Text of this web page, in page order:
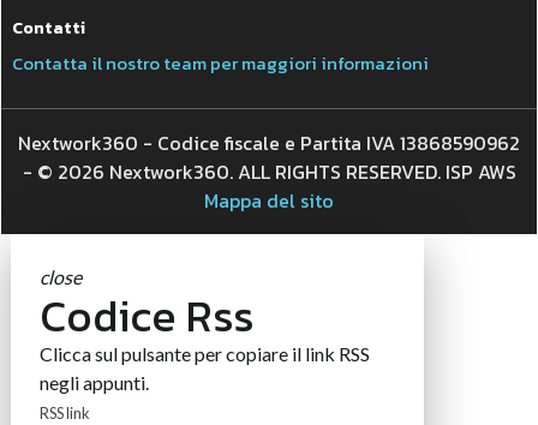
Contatti
Contatta il nostro team per maggiori informazioni
Nextwork360 - Codice fiscale e Partita IVA 13868590962
- © 2026 Nextwork360. ALL RIGHTS RESERVED. ISP AWS
Mappa del sito
close
Codice Rss
Clicca sul pulsante per copiare il link RSS
negli appunti.
RSS link